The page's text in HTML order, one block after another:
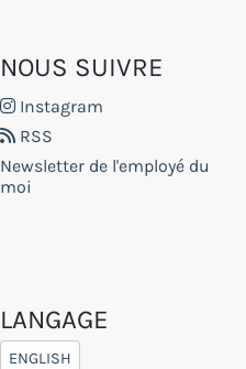
NOUS SUIVRE
Instagram
RSS
Newsletter de l'employé du
moi
LANGAGE
ENGLISH